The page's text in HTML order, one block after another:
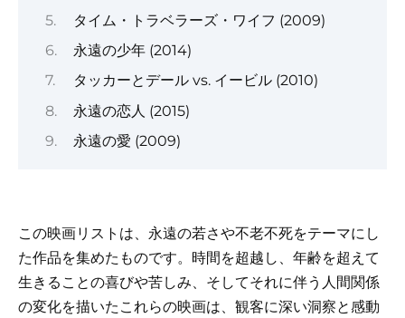
タイム・トラベラーズ・ワイフ (2009)
永遠の少年 (2014)
タッカーとデール vs. イービル (2010)
永遠の恋人 (2015)
永遠の愛 (2009)
この映画リストは、永遠の若さや不老不死をテーマにし
た作品を集めたものです。時間を超越し、年齢を超えて
生きることの喜びや苦しみ、そしてそれに伴う人間関係
の変化を描いたこれらの映画は、観客に深い洞察と感動